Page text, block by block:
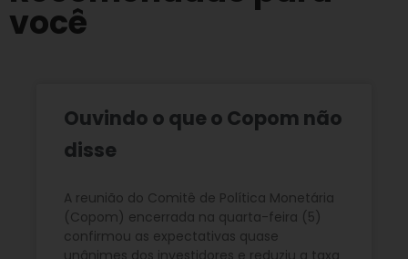
você
Ouvindo o que o Copom não
disse
A reunião do Comitê de Política Monetária
(Copom) encerrada na quarta-feira (5)
confirmou as expectativas quase